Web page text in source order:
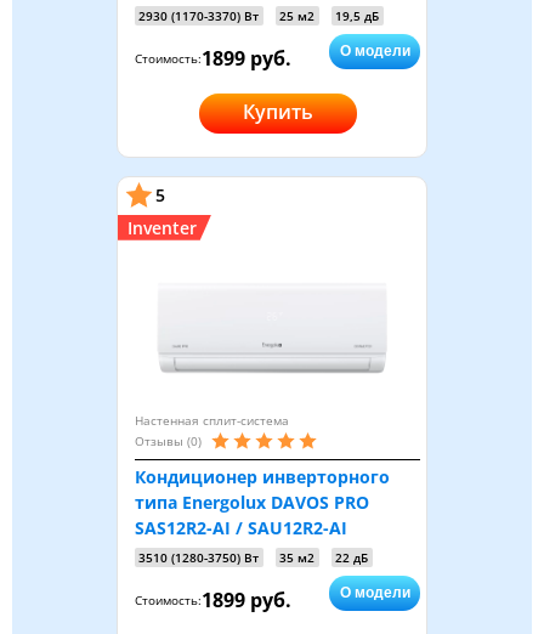
2930 (1170-3370) Вт 25 м2 19,5 дБ
Стоимость:1899 руб. О модели
Купить
5
Inventer
Настенная сплит-система
Отзывы (0)
Кондиционер инверторного
типа Energolux DAVOS PRO
SAS12R2-AI / SAU12R2-AI
3510 (1280-3750) Вт 35 м2 22 дБ
Стоимость:1899 руб. О модели